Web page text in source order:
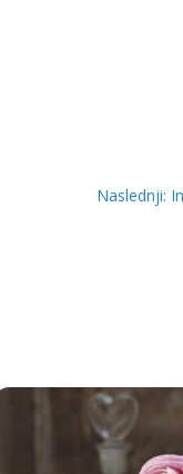
Naslednji: